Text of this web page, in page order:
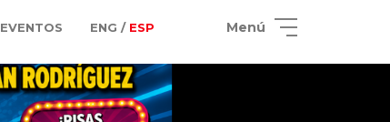
EVENTOS ENG / ESP Menú